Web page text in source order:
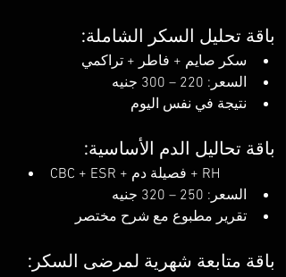
باقة تحليل السكر الشاملة:
سكر صايم + فاطر + تراكمي
السعر: 220 – 300 جنيه
نتيجة في نفس اليوم
باقة تحاليل الدم الأساسية:
CBC + ESR + فصيلة دم + RH
السعر: 250 – 320 جنيه
تقرير مطبوع مع شرح مختصر
باقة متابعة شهرية لمرضى السكر: